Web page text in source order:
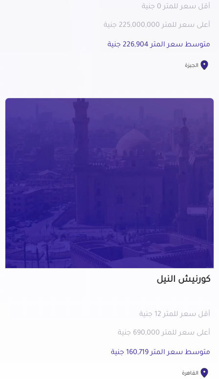
أقل سعر للمتر 0 جنية
أعلى سعر للمتر 225,000,000 جنية
متوسط سعر المتر 226,904 جنية
الجيزة
كورنيش النيل
أقل سعر للمتر 12 جنية
أعلى سعر للمتر 690,000 جنية
متوسط سعر المتر 160,719 جنية
القاهرة